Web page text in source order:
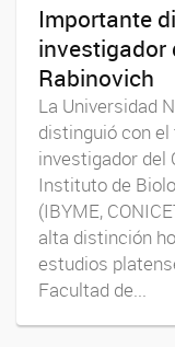
Importante
investigador
Rabinovich
La Universidad
distinguió con
investigador del
Instituto de
(IBYME,
alta distinción
estudios
Facultad de...